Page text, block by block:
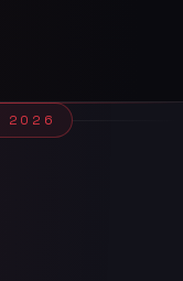
2026